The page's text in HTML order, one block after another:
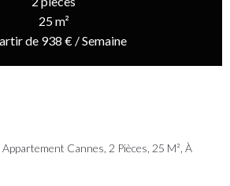
25 m²
de 938 € / Semaine
Cannes, 2 Pièces, 25 M², À